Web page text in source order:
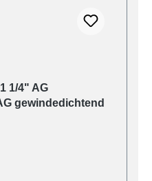
1/4" AG
gewindedichtend